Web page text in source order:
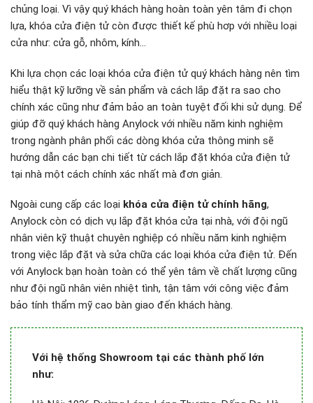
chủng loại. Vì vậy quý khách hàng hoàn toàn yên tâm đi chọn
lựa, khóa cửa điện tử còn được thiết kế phù hơp với nhiều loại
cửa như: cửa gỗ, nhôm, kính…
Khi lựa chọn các loại khóa cửa điện tử quý khách hàng nên tìm
hiểu thật kỹ lưỡng về sản phẩm và cách lắp đặt ra sao cho
chính xác cũng như đảm bảo an toàn tuyệt đối khi sử dụng. Để
giúp đỡ quý khách hàng Anylock với nhiều năm kinh nghiệm
trong ngành phân phối các dòng khóa cửa thông minh sẽ
hướng dẫn các bạn chi tiết từ cách lắp đặt khóa cửa điện tử
tại nhà một cách chính xác nhất mà đơn giản.
Ngoài cung cấp các loại khóa cửa điện tử chính hãng,
Anylock còn có dịch vụ lắp đặt khóa cửa tại nhà, với đội ngũ
nhân viên kỹ thuật chuyên nghiệp có nhiều năm kinh nghiệm
trong việc lắp đặt và sửa chữa các loại khóa cửa điện tử. Đến
với Anylock bạn hoàn toàn có thể yên tâm về chất lượng cũng
như đội ngũ nhân viên nhiệt tình, tận tâm với công việc đảm
bảo tính thẩm mỹ cao bàn giao đến khách hàng.
Với hệ thống Showroom tại các thành phố lớn
như: